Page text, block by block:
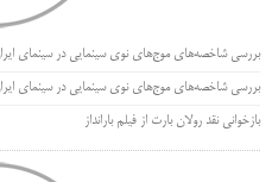
بررسی شاخصه‌های موج‌های نوی سینمایی در سینمای ایران سال‌های 1357-
بررسی شاخصه‌های موج‌های نوی سینمایی در سینمای ایران
بازخوانی نقد رولان بارت از فیلم بارانداز